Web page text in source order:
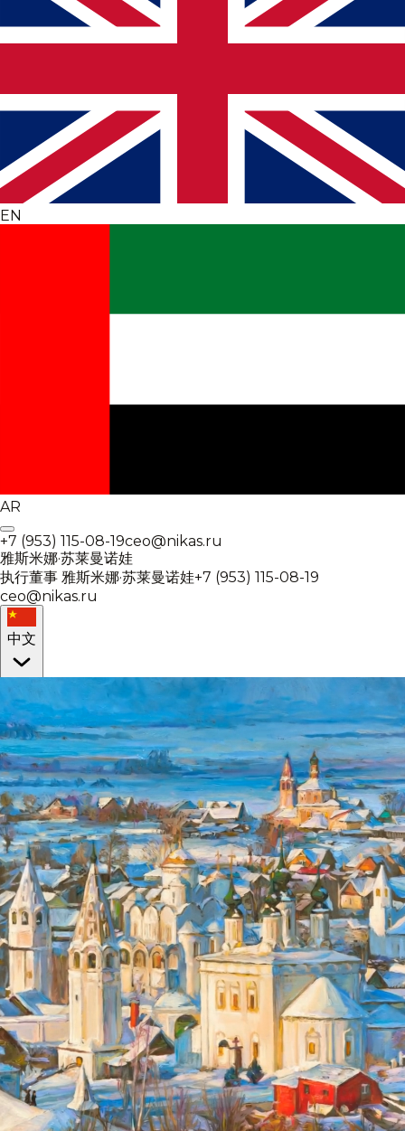
EN
AR
+7 (953) 115-08-19ceo@nikas.ru
雅斯米娜·苏莱曼诺娃
执行董事 雅斯米娜·苏莱曼诺娃+7 (953) 115-08-19
ceo@nikas.ru
中文